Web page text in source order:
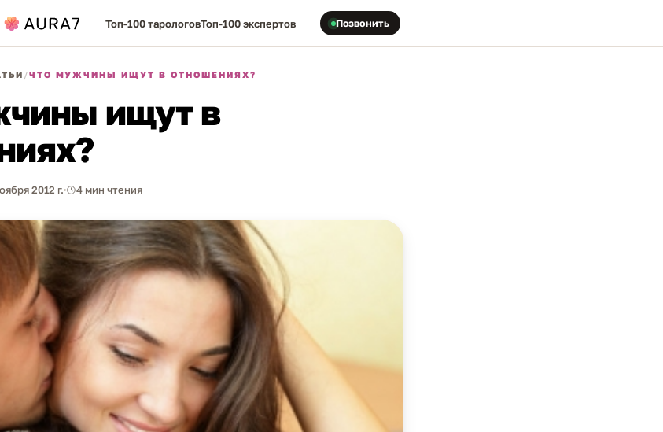
Топ-100 тарологовТоп-100 экспертов Позвонить
/ЧТО МУЖЧИНЫ ИЩУТ В ОТНОШЕНИЯХ?
ищут в
2012 г. 4 мин чтения